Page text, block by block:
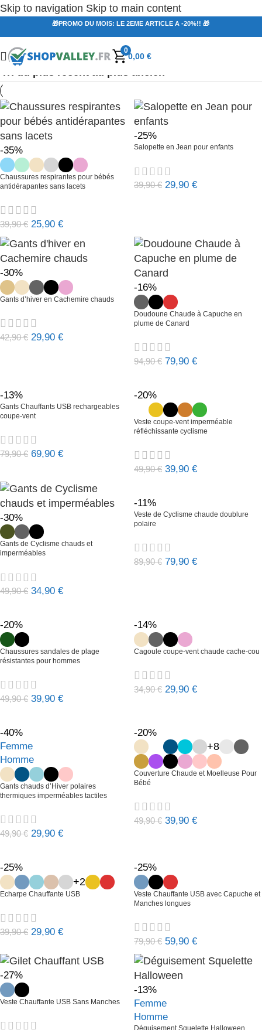
Skip to navigation Skip to main content
🎁PROMO DU MOIS: LE 2EME ARTICLE A -20%!! 🎁
0
0,00 €
-35%
Chaussures respirantes pour bébés
antidérapantes sans lacets
39,90€ 25,90 €
-25%
Salopette en Jean pour enfants
39,90€ 29,90 €
-30%
Gants d’hiver en Cachemire chauds
42,90€ 29,90 €
-16%
Doudoune Chaude à Capuche en
plume de Canard
94,90€ 79,90 €
-13%
Gants Chauffants USB rechargeables
coupe-vent
79,90€ 69,90 €
-20%
Veste coupe-vent imperméable
réfléchissante cyclisme
49,90€ 39,90 €
-30%
Gants de Cyclisme chauds et
imperméables
49,90€ 34,90 €
-11%
Veste de Cyclisme chaude doublure
polaire
89,90€ 79,90 €
-20%
Chaussures sandales de plage
résistantes pour hommes
49,90€ 39,90 €
-14%
Cagoule coupe-vent chaude cache-cou
34,90€ 29,90 €
-40%
Femme
Homme
Gants chauds d’Hiver polaires
thermiques imperméables tactiles
49,90€ 29,90 €
-20%
+8
Couverture Chaude et Moelleuse Pour
Bébé
49,90€ 39,90 €
-25%
+2
Echarpe Chauffante USB
39,90€ 29,90 €
-25%
Veste Chauffante USB avec Capuche et
Manches longues
79,90€ 59,90 €
-27%
Veste Chauffante USB Sans Manches
-13%
Femme
Homme
Déguisement Squelette Halloween